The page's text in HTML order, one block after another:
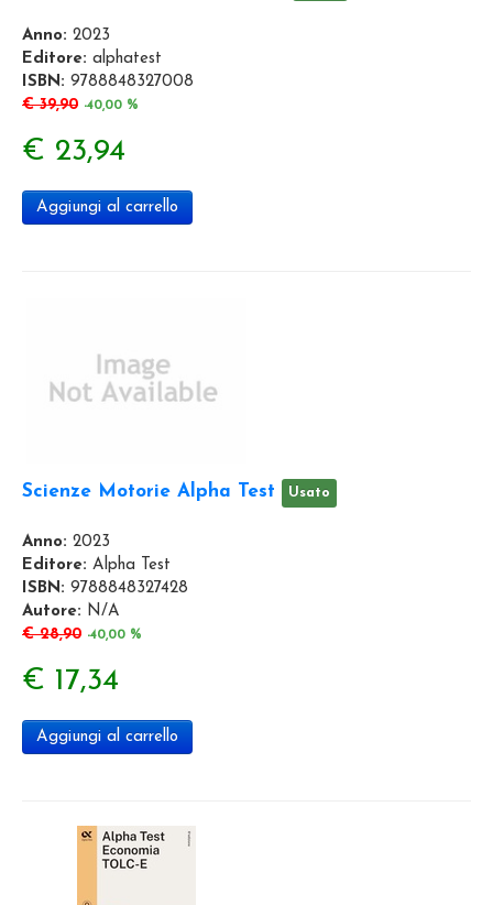
Anno: 2023
Editore: alphatest
ISBN: 9788848327008
€ 39,90 -40,00 %
€ 23,94
Aggiungi al carrello
Scienze Motorie Alpha Test Usato
Anno: 2023
Editore: Alpha Test
ISBN: 9788848327428
Autore: N/A
€ 28,90 -40,00 %
€ 17,34
Aggiungi al carrello